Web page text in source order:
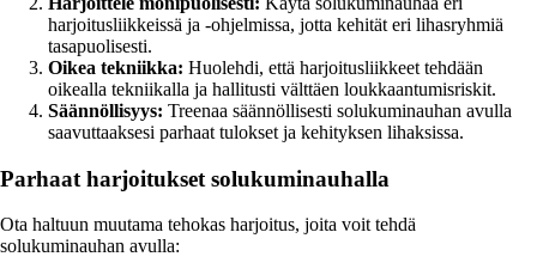
harjoitusliikkeissä ja -ohjelmissa, jotta kehität eri lihasryhmiä
tasapuolisesti.
Oikea tekniikka: Huolehdi, että harjoitusliikkeet tehdään
oikealla tekniikalla ja hallitusti välttäen loukkaantumisriskit.
Säännöllisyys: Treenaa säännöllisesti solukuminauhan avulla
saavuttaaksesi parhaat tulokset ja kehityksen lihaksissa.
Parhaat harjoitukset solukuminauhalla
Ota haltuun muutama tehokas harjoitus, joita voit tehdä
solukuminauhan avulla: